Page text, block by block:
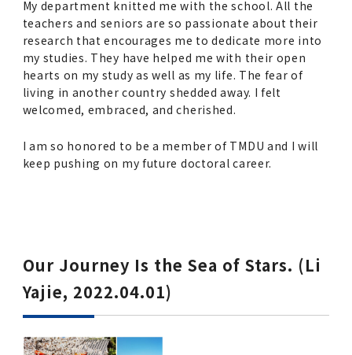
My department knitted me with the school. All the
teachers and seniors are so passionate about their
research that encourages me to dedicate more into
my studies. They have helped me with their open
hearts on my study as well as my life. The fear of
living in another country shedded away. I felt
welcomed, embraced, and cherished.
I am so honored to be a member of TMDU and I will
keep pushing on my future doctoral career.
Our Journey Is the Sea of Stars. (Li
Yajie, 2022.04.01)